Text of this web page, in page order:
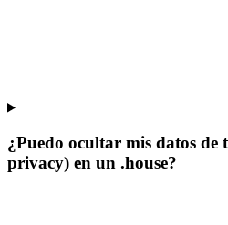
¿Puedo ocultar mis datos
privacy) en un .house?